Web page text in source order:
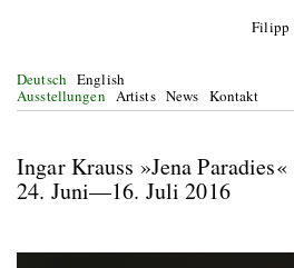
Filipp
Deutsch English
Ausstellungen Artists News Kontakt
Ingar Krauss »Jena Paradies«
24. Juni—16. Juli 2016